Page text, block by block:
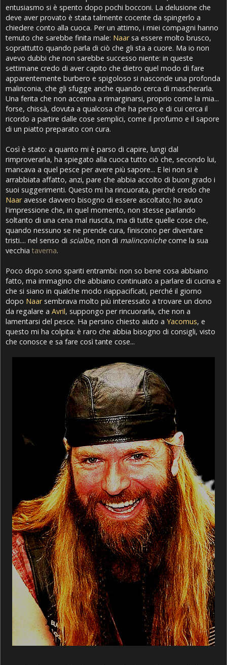
entusiasmo si è spento dopo pochi bocconi. La delusione che
deve aver provato è stata talmente cocente da spingerlo a
chiedere conto alla cuoca. Per un attimo, i miei compagni hanno
temuto che sarebbe finita male: Naarsa essere molto brusco,
soprattutto quando parla di ciò che gli sta a cuore. Ma io non
avevo dubbi che non sarebbe successo niente: in queste
settimane credo di aver capito che dietro quel modo di fare
apparentemente burbero e spigoloso si nasconde una profonda
malinconia, che gli sfugge anche quando cerca di mascherarla.
Una ferita che non accenna a rimarginarsi, proprio come la mia...
forse, chissà, dovuta a qualcosa che ha perso e di cui cerca il
ricordo a partire dalle cose semplici, come il profumo e il sapore
di un piatto preparato con cura.
Così è stato: a quanto mi è parso di capire, lungi dal
rimproverarla, ha spiegato alla cuoca tutto ciò che, secondo lui,
mancava a quel pesce per avere più sapore... E lei non si è
arrabbiata affatto, anzi, pare che abbia accolto di buon grado i
suoi suggerimenti. Questo mi ha rincuorata, perché credo che
Naaravesse davvero bisogno di essere ascoltato; ho avuto
l'impressione che, in quel momento, non stesse parlando
soltanto di una cena mal riuscita, ma di tutte quelle cose che,
quando nessuno se ne prende cura, finiscono per diventare
tristi.... nel senso di scialbe, non di malinconichecome la sua
vecchiataverna.
Poco dopo sono spariti entrambi: non so bene cosa abbiano
fatto, ma immagino che abbiano continuato a parlare di cucina e
che si siano in qualche modo riappacificati, perché il giorno
dopo Naarsembrava molto più interessato a trovare un dono
da regalare a Avril, suppongo per rincuorarla, che non a
lamentarsi del pesce. Ha persino chiesto aiuto a Yacomus, e
questo mi ha colpita: è raro che abbia bisogno di consigli, visto
che conosce e sa fare così tante cose...